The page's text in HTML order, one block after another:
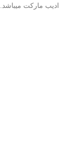
مارکت میباشد.